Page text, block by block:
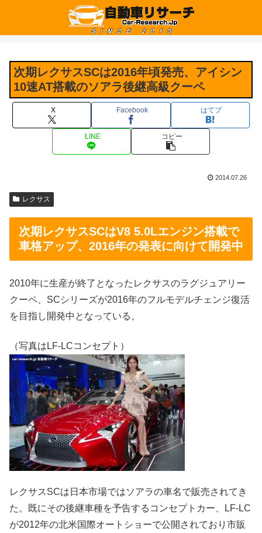
次期レクサスSCは2016年頃発売、アイシン
10速AT搭載のソアラ後継高級クーペ
X Facebook はてブ
LINE コピー
2014.07.26
レクサス
次期レクサスSCはV8 5.0Lエンジン搭載で
車格アップ、2016年の発表に向けて開発中
2010年に生産が終了となったレクサスのラグジュアリー
クーペ、SCシリーズが2016年のフルモデルチェンジ復活
を目指し開発中となっている。
（写真はLF-LCコンセプト）
レクサスSCは日本市場ではソアラの車名で販売されてき
た。既にその後継車種を予告するコンセプトカー、LF-LC
が2012年の北米国際オートショーで公開されており市販